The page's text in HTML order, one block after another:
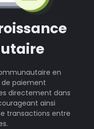
en
paiement
directement dans
ainsi
transactions entre